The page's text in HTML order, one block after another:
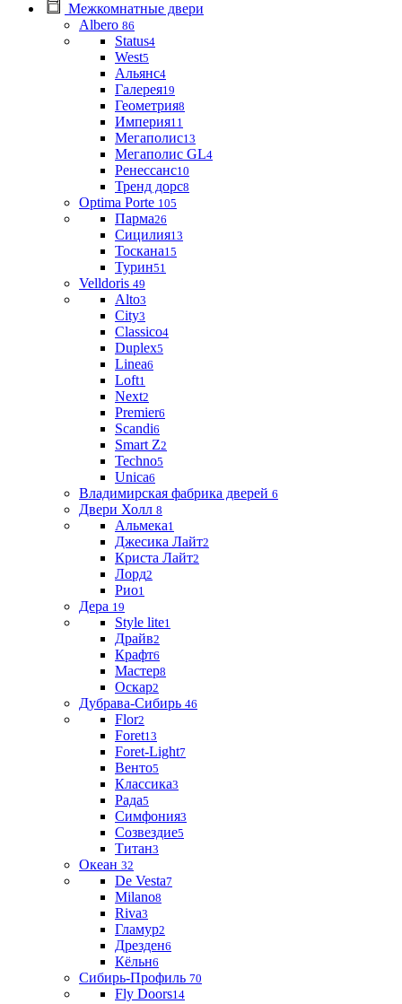
Межкомнатные двери
Albero 86
Status4
West5
Альянс4
Галерея19
Геометрия8
Империя11
Мегаполис13
Мегаполис GL4
Ренессанс10
Тренд дорс8
Optima Porte 105
Парма26
Сицилия13
Тоскана15
Турин51
Velldoris 49
Alto3
City3
Classico4
Duplex5
Linea6
Loft1
Next2
Premier6
Scandi6
Smart Z2
Techno5
Unica6
Владимирская фабрика дверей 6
Двери Холл 8
Альмека1
Джесика Лайт2
Криста Лайт2
Лорд2
Рио1
Дера 19
Style lite1
Драйв2
Крафт6
Мастер8
Оскар2
Дубрава-Сибирь 46
Flor2
Foret13
Foret-Light7
Венто5
Классика3
Рада5
Симфония3
Созвездие5
Титан3
Океан 32
De Vesta7
Milano8
Riva3
Гламур2
Дрезден6
Кёльн6
Сибирь-Профиль 70
Fly Doors14